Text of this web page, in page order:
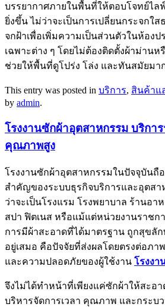
บรรยากาศภายในพื้นที่ให้ตอบโจทย์ไล
ยิ่งขึ้น ไม่ว่าจะเป็นการเปลี่ยนกระจกใส
จกฝ้าเพื่อเพิ่มความเป็นส่วนตัวในห้อง
เฉพาะต่าง ๆ โดยไม่ต้องติดตั้งผ้าม่านห
ช่วยให้พื้นที่ดูโปร่ง โล่ง และทันสมัยมา
This entry was posted in บริการ, สินค้าแ
by admin.
โรงงานซักผ้าอุตสาหกรรม บริการ
คุณภาพสูง
โรงงานซักผ้าอุตสาหกรรมในปัจจุบันถื
สำคัญของระบบธุรกิจบริการและอุตสา
ว่าจะเป็นโรงแรม โรงพยาบาล ร้านอา
สปา ฟิตเนส หรือแม้แต่หน่วยงานราช
การมีผ้าสะอาดที่ได้มาตรฐาน ถูกสุขลั
อยู่เสมอ คือปัจจัยที่ส่งผลโดยตรงต่อภ
และความปลอดภัยของผู้ใช้งาน โรงงา
จึงไม่ได้ทำหน้าที่เพียงแค่ซักผ้าให้สะอา
บริหารจัดการเวลา คุณภาพ และกระบ